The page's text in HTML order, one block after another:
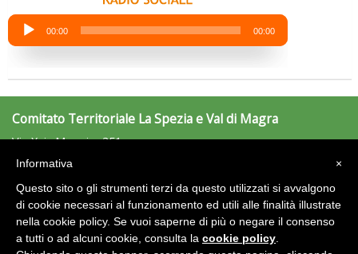
Tiziano Pesce nel Cda di Fondazione Terzjus: prima riunione a
Comitato Territoriale La Spezia e Val di Magra
Via Xxiv Maggio, 351
19125 LaSpezia (SP)
e-mail:laspezia@uisp.it
Area Riservata 2.0
×
Informativa
Questo sito o gli strumenti terzi da questo utilizzati si avvalgono
di cookie necessari al funzionamento ed utili alle finalità illustrate
nella cookie policy. Se vuoi saperne di più o negare il consenso
a tutti o ad alcuni cookie, consulta la cookie policy